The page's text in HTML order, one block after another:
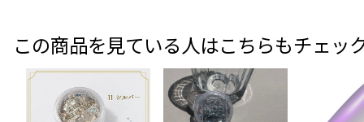
この商品を見ている人はこちらもチェッ